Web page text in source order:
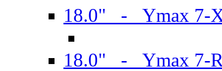
18.0" - Ymax 7-
18.0" - Ymax 7-